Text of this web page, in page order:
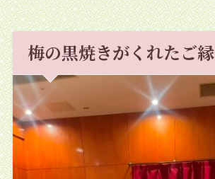
梅の黒焼きがくれたご縁